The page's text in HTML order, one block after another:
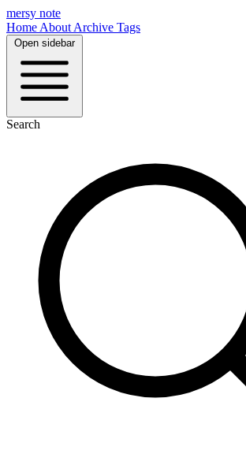
mersy note
Home About Archive Tags
Open sidebar
Search